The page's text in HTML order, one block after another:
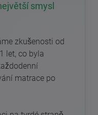
smysl
zkušenosti od
let, co byla
matrace po